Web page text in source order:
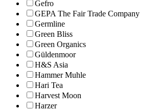
Gefro
GEPA The Fair Trade Company
Germline
Green Bliss
Green Organics
Güldenmoor
H&S Asia
Hammer Muhle
Hari Tea
Harvest Moon
Harzer